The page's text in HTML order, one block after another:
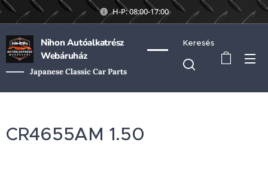
H-P: 08:00-17:00
Nihon Autóalkatrész
Webáruház
Japanese Classic Car Parts
Keresés
CR4655AM 1.50